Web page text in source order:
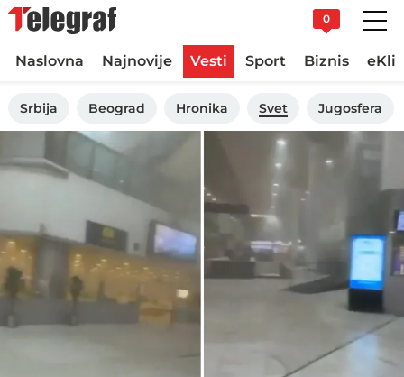
0
Naslovna Najnovije Vesti Sport Biznis
Srbija Beograd Hronika Svet Jugosfera